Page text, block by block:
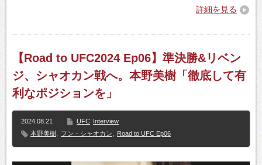
詳細を見る
【Road to UFC2024 Ep06】準決勝&リベン
ジ、シャオカン戦へ。本野美樹「徹底して有
利なポジションを」
2024.08.21 UFC
Interview
本野美樹
フン・シャオカン Road to UFC Ep06